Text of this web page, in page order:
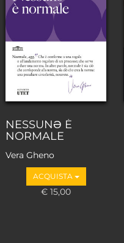
NESSUNƏ È
NORMALE
Vera Gheno
ACQUISTA
€ 15,00